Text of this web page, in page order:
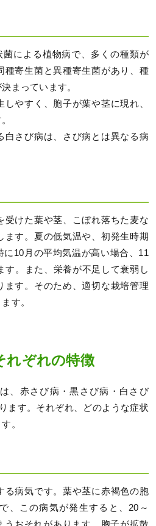
菌による植物病で、多くの種類が
種寄生菌と異種寄生菌があり、種
まっています。
やすく、胞子が葉や茎に現れ、
白さび病は、さび病とは異なる病
受けた葉や茎、こぼれ落ちた麦な
ます。夏の低気温や、初発生時期
に10月の平均気温が高い場合、11
す。また、栄養が不足して衰弱し
ます。そのため、適切な栽培管理
す。
れぞれの特徴
、赤さび病・黒さび病・白さび
ます。それぞれ、どのような症状
。
る病気です。葉や茎に赤褐色の胞
、この病気が発生すると、20～